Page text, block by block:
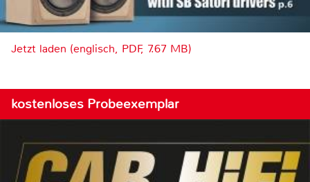
Jetzt laden (englisch, PDF, 7.67 MB)
kostenloses Probeexemplar